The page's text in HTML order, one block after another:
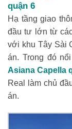
quận 6
Hạ tầng giao
đầu tư lớn từ
với khu Tây Sài
án. Trong đó
Asiana Capella
Real làm chủ
án.